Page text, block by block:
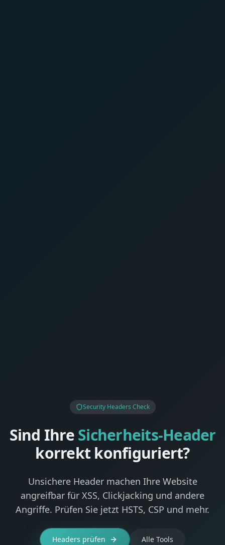
Security Headers Check
Sind IhreSicherheits-Header
korrekt konfiguriert?
Unsichere Header machen Ihre Website
angreifbar für XSS, Clickjacking und andere
Angriffe. Prüfen Sie jetzt HSTS, CSP und mehr.
Headers prüfen Alle Tools